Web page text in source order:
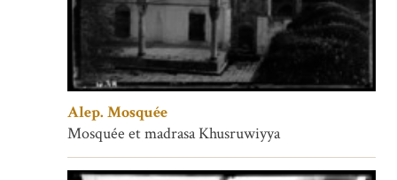
Alep. Mosquée
Mosquée et madrasa Khusruwiyya